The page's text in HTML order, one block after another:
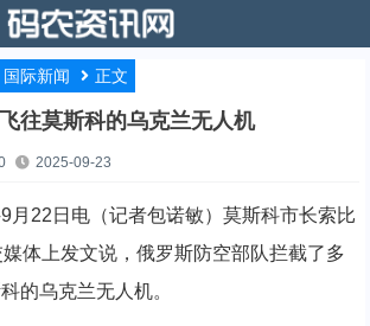
国际新闻 正文
往莫斯科的乌克兰无人机
2025-09-23
22日电（记者包诺敏）莫斯科市长索比
体上发文说，俄罗斯防空部队拦截了多
的乌克兰无人机。